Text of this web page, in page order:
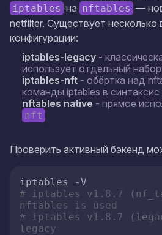
iptables на nftables —
netfilter. Существует несколько
конфигурации:
iptables-legacy -
использует отдельный
iptables-nft - обёртка над
команды iptables в синтаксис
nftables native - прямое
nft
Проверить активный бэкенд
# iptables v1.8.7
nftables is used
# iptables v1.8.7
legacy